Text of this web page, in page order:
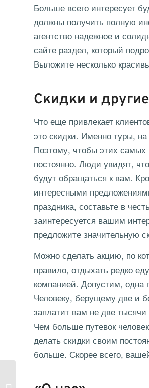
Больше всего интересует
должны получить полную
агентство надежное и
сайте раздел, который
Выложите несколько
Скидки и
Что еще привлекает
это скидки. Именно туры,
Поэтому, чтобы этих самых
постоянно. Люди увидят,
будут обращаться к вам.
интересными
праздника, составьте в
заинтересуется вашим
предложите значительную
Можно сделать акцию, по
правило, отдыхать редко
компанией. Допустим, одна
Человеку, берущему две и
заплатит вам не две
Чем больше путевок
делать скидки своим
больше. Скорее всего,